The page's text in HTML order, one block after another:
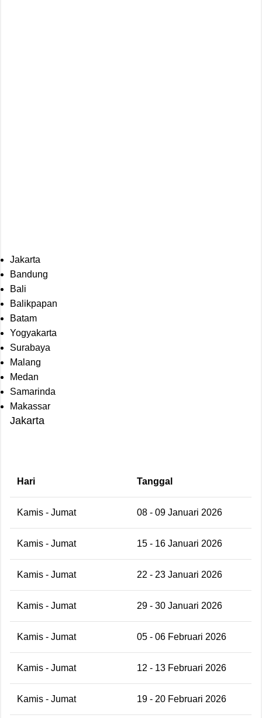
Jakarta
Bandung
Bali
Balikpapan
Batam
Yogyakarta
Surabaya
Malang
Medan
Samarinda
Makassar
Jakarta
Hari Tanggal
Kamis - Jumat 08 - 09 Januari 2026
Kamis - Jumat 15 - 16 Januari 2026
Kamis - Jumat 22 - 23 Januari 2026
Kamis - Jumat 29 - 30 Januari 2026
Kamis - Jumat 05 - 06 Februari 2026
Kamis - Jumat 12 - 13 Februari 2026
Kamis - Jumat 19 - 20 Februari 2026